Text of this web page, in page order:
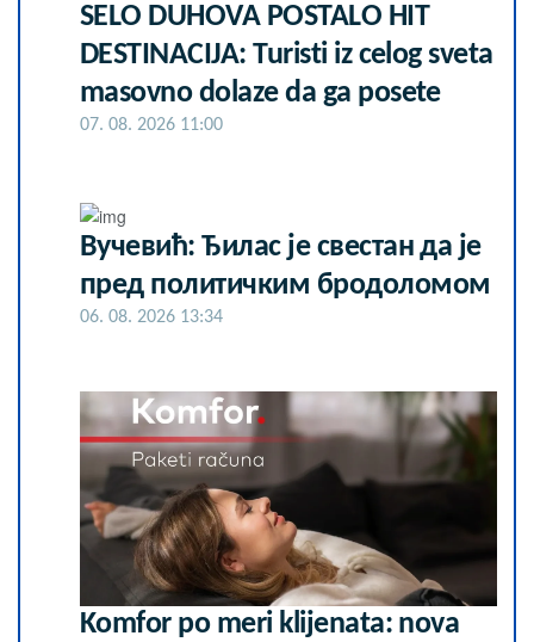
SELO DUHOVA POSTALO HIT
DESTINACIJA: Turisti iz celog sveta
masovno dolaze da ga posete
07. 08. 2026 11:00
Вучевић: Ђилас је свестан да је
пред политичким бродоломом
06. 08. 2026 13:34
Komfor po meri klijenata: nova